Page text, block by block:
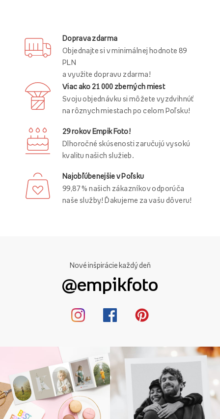
Doprava zdarma
Objednajte si v minimálnej hodnote 89
PLN
a využite dopravu zdarma!
Viac ako 21 000 zberných miest
Svoju objednávku si môžete vyzdvihnúť
na rôznych miestach po celom Poľsku!
29 rokov Empik Foto!
Dlhoročné skúsenosti zaručujú vysokú
kvalitu našich služieb.
Najobľúbenejšie v Poľsku
99,87 % našich zákazníkov odporúča
naše služby! Ďakujeme za vašu dôveru!
Nové inšpirácie každý deň
@empikfoto